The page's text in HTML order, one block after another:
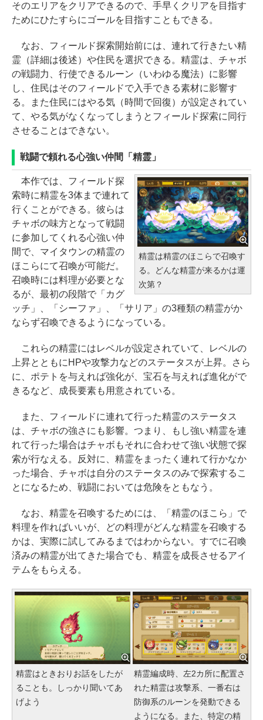
そのエリアをクリアできるので、手早くクリアを目指す
ためにひたすらにゴールを目指すこともできる。
なお、フィールド探索開始前には、連れて行きたい精
霊（詳細は後述）や住民を選択できる。精霊は、チャボ
の戦闘力、行使できるルーン（いわゆる魔法）に影響
し、住民はそのフィールドで入手できる素材に影響す
る。また住民にはやる気（時間で回復）が設定されてい
て、やる気がなくなってしまうとフィールド探索に同行
させることはできない。
戦闘で頼れる心強い仲間「精霊」
精霊は精霊のほこらで召喚す
る。どんな精霊が来るかは運
次第？
本作では、フィールド探
索時に精霊を3体まで連れて
行くことができる。彼らは
チャボの味方となって戦闘
に参加してくれる心強い仲
間で、マイタウンの精霊の
ほこらにて召喚が可能だ。
召喚時には料理が必要とな
るが、最初の段階で「カグ
ッチ」、「シーファ」、「サリア」の3種類の精霊がか
ならず召喚できるようになっている。
これらの精霊にはレベルが設定されていて、レベルの
上昇とともにHPや攻撃力などのステータスが上昇。さら
に、ポテトを与えれば強化が、宝石を与えれば進化がで
きるなど、成長要素も用意されている。
また、フィールドに連れて行った精霊のステータス
は、チャボの強さにも影響。つまり、もし強い精霊を連
れて行った場合はチャボもそれに合わせて強い状態で探
索が行なえる。反対に、精霊をまったく連れて行かなか
った場合、チャボは自分のステータスのみで探索するこ
とになるため、戦闘においては危険をともなう。
なお、精霊を召喚するためには、「精霊のほこら」で
料理を作ればいいが、どの料理がどんな精霊を召喚する
かは、実際に試してみるまではわからない。すでに召喚
済みの精霊が出てきた場合でも、精霊を成長させるアイ
テムをもらえる。
精霊はときおりお話をしたが
ることも。しっかり聞いてあ
げよう
精霊編成時、左2カ所に配置さ
れた精霊は攻撃系、一番右は
防御系のルーンを発動できる
ようになる。また、特定の精